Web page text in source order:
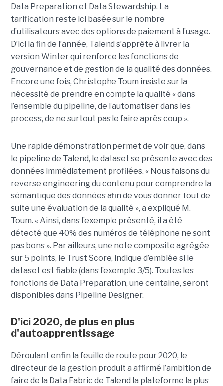
Data Preparation et Data Stewardship. La
tarification reste ici basée sur le nombre
d’utilisateurs avec des options de paiement à l’usage.
D’ici la fin de l’année, Talend s’apprête à livrer la
version Winter qui renforce les fonctions de
gouvernance et de gestion de la qualité des données.
Encore une fois, Christophe Toum insiste sur la
nécessité de prendre en compte la qualité « dans
l’ensemble du pipeline, de l’automatiser dans les
process, de ne surtout pas le faire après coup ».
Une rapide démonstration permet de voir que, dans
le pipeline de Talend, le dataset se présente avec des
données immédiatement profilées. « Nous faisons du
reverse engineering du contenu pour comprendre la
sémantique des données afin de vous donner tout de
suite une évaluation de la qualité », a expliqué M.
Toum. « Ainsi, dans l’exemple présenté, il a été
détecté que 40% des numéros de téléphone ne sont
pas bons ». Par ailleurs, une note composite agrégée
sur 5 points, le Trust Score, indique d’emblée si le
dataset est fiable (dans l’exemple 3/5). Toutes les
fonctions de Data Preparation, une centaine, seront
disponibles dans Pipeline Designer.
D'ici 2020, de plus en plus
d'autoapprentissage
Déroulant enfin la feuille de route pour 2020, le
directeur de la gestion produit a affirmé l’ambition de
faire de la Data Fabric de Talend la plateforme la plus